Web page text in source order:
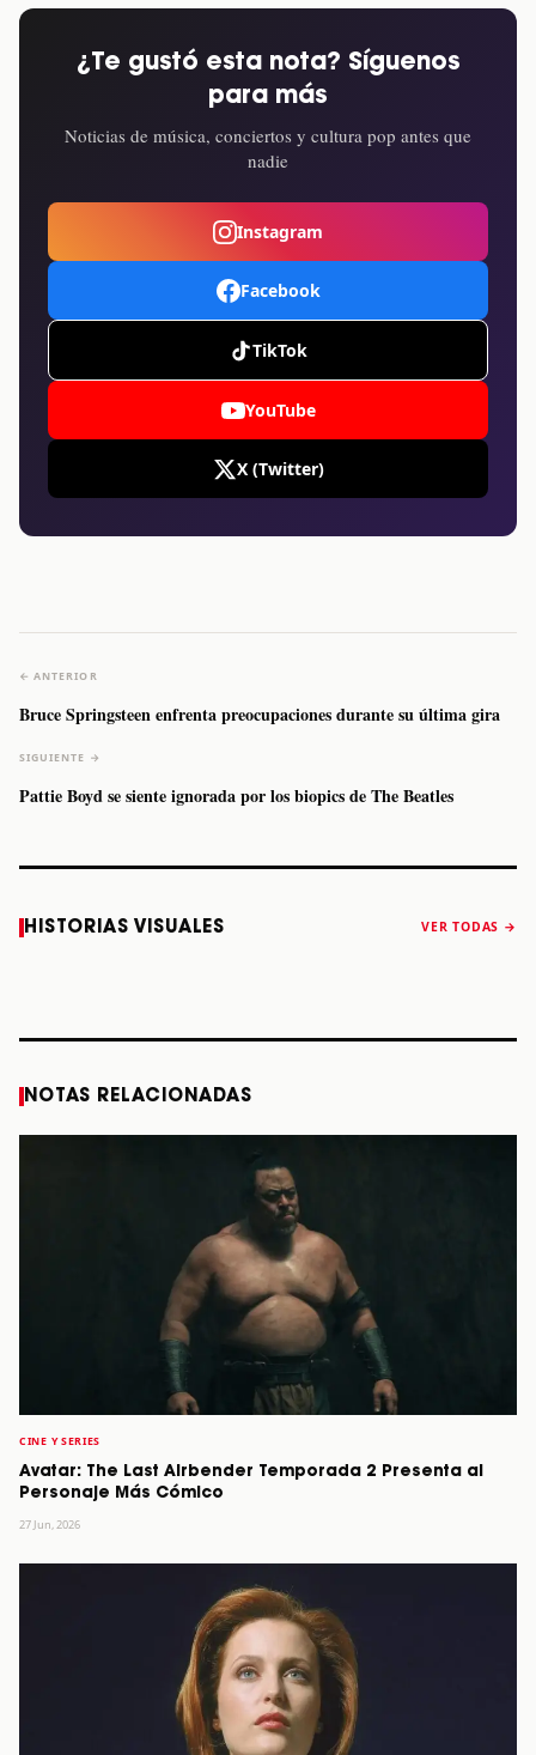
¿Te gustó esta nota? Síguenos
para más
Noticias de música, conciertos y cultura pop antes que
nadie
Instagram
Facebook
TikTok
YouTube
X (Twitter)
← ANTERIOR
Bruce Springsteen enfrenta preocupaciones durante su última gira
SIGUIENTE →
Pattie Boyd se siente ignorada por los biopics de The Beatles
HISTORIAS VISUALES VER TODAS →
a Monterrey el
Staiti, guitarrista
anuncia “Reality
NOTAS RELACIONADAS
CINE Y SERIES
Avatar: The Last Airbender Temporada 2 Presenta al
Personaje Más Cómico
27 Jun, 2026